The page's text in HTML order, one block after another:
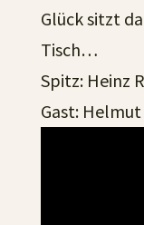
Glück sitzt
Tisch…
Spitz: Heinz
Gast: